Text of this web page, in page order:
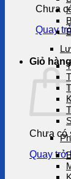
Chưa
Quay
Giỏ hàng
Chưa có
Quay trở